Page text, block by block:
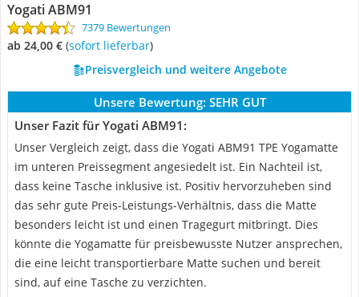
Yogati ‎ABM91
7379 Bewertungen
ab 24,00 € ( Sofort lieferbar)
Preisvergleich und weitere Angebote
Unsere Bewertung: SEHR GUT
Unser Fazit für Yogati ‎ABM91:
Unser Vergleich zeigt, dass die Yogati ABM91 TPE Yogamatte
im unteren Preissegment angesiedelt ist. Ein Nachteil ist,
dass keine Tasche inklusive ist. Positiv hervorzuheben sind
das sehr gute Preis-Leistungs-Verhältnis, dass die Matte
besonders leicht ist und einen Tragegurt mitbringt. Dies
könnte die Yogamatte für preisbewusste Nutzer ansprechen,
die eine leicht transportierbare Matte suchen und bereit
sind, auf eine Tasche zu verzichten.